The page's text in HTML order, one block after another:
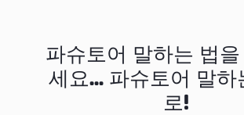
파슈토어 말하는 법을
세요... 파슈토어 말하
로!